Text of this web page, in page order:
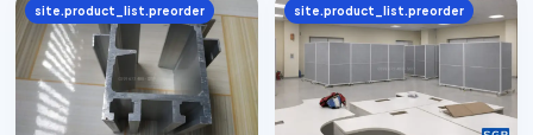
site.product_list.preorder site.product_list.preorder